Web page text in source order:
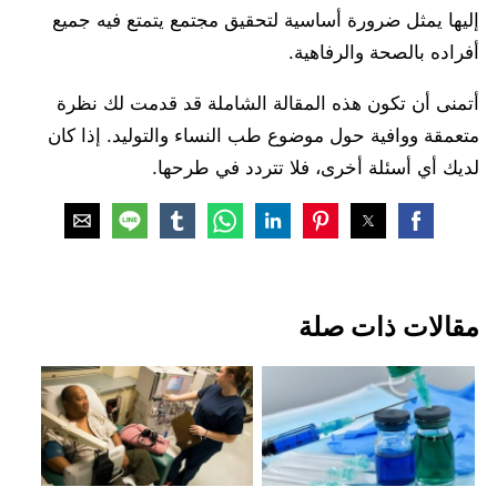
إليها يمثل ضرورة أساسية لتحقيق مجتمع يتمتع فيه جميع
أفراده بالصحة والرفاهية.
أتمنى أن تكون هذه المقالة الشاملة قد قدمت لك نظرة
متعمقة ووافية حول موضوع طب النساء والتوليد. إذا كان
لديك أي أسئلة أخرى، فلا تتردد في طرحها.
مقالات ذات صلة